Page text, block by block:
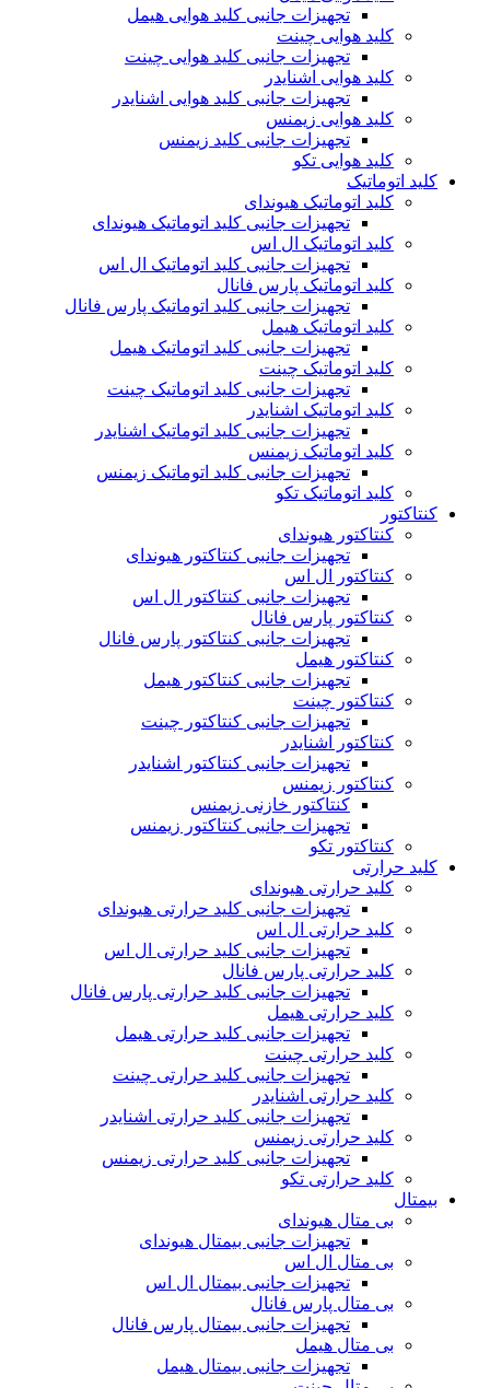
تجهیزات جانبی کلید هوایی هیمل
کلید هوایی چینت
تجهیزات جانبی کلید هوایی چینت
کلید هوایی اشنایدر
تجهیزات جانبی کلید هوایی اشنایدر
کلید هوایی زیمنس
تجهیزات جانبی کلید زیمنس
کلید هوایی تکو
کلید اتوماتیک
کلید اتوماتیک هیوندای
تجهیزات جانبی کلید اتوماتیک هیوندای
کلید اتوماتیک ال اس
تجهیزات جانبی کلید اتوماتیک ال اس
کلید اتوماتیک پارس فانال
تجهیزات جانبی کلید اتوماتیک پارس فانال
کلید اتوماتیک هیمل
تجهیزات جانبی کلید اتوماتیک هیمل
کلید اتوماتیک چینت
تجهیزات جانبی کلید اتوماتیک چینت
کلید اتوماتیک اشنایدر
تجهیزات جانبی کلید اتوماتیک اشنایدر
کلید اتوماتیک زیمنس
تجهیزات جانبی کلید اتوماتیک زیمنس
کلید اتوماتیک تکو
کنتاکتور
کنتاکتور هیوندای
تجهیزات جانبی کنتاکتور هیوندای
کنتاکتور ال اس
تجهیزات جانبی کنتاکتور ال اس
کنتاکتور پارس فانال
تجهیزات جانبی کنتاکتور پارس فانال
کنتاکتور هیمل
تجهیزات جانبی کنتاکتور هیمل
کنتاکتور چینت
تجهیزات جانبی کنتاکتور چینت
کنتاکتور اشنایدر
تجهیزات جانبی کنتاکتور اشنایدر
کنتاکتور زیمنس
کنتاکتور خازنی زیمنس
تجهیزات جانبی کنتاکتور زیمنس
کنتاکتور تکو
کلید حرارتی
کلید حرارتی هیوندای
تجهیزات جانبی کلید حرارتی هیوندای
کلید حرارتی ال اس
تجهیزات جانبی کلید حرارتی ال اس
کلید حرارتی پارس فانال
تجهیزات جانبی کلید حرارتی پارس فانال
کلید حرارتی هیمل
تجهیزات جانبی کلید حرارتی هیمل
کلید حرارتی چینت
تجهیزات جانبی کلید حرارتی چینت
کلید حرارتی اشنایدر
تجهیزات جانبی کلید حرارتی اشنایدر
کلید حرارتی زیمنس
تجهیزات جانبی کلید حرارتی زیمنس
کلید حرارتی تکو
بیمتال
بی متال هیوندای
تجهیزات جانبی بیمتال هیوندای
بی متال ال اس
تجهیزات جانبی بیمتال ال اس
بی متال پارس فانال
تجهیزات جانبی بیمتال پارس فانال
بی متال هیمل
تجهیزات جانبی بیمتال هیمل